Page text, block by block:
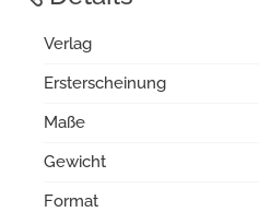
Verlag
Ersterscheinung
Maße
Gewicht
Format